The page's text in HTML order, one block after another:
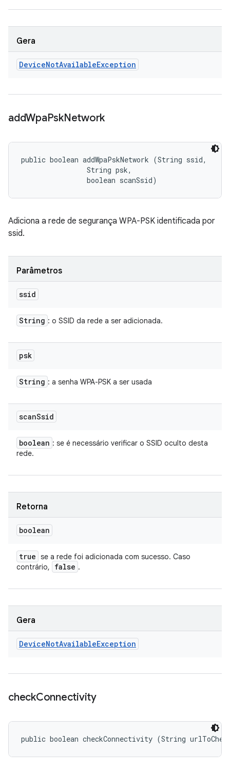
Gera
DeviceNotAvailableException
addWpaPskNetwork
public boolean addWpaPskNetwork (String ssid,
                String psk,
                boolean scanSsid)
Adiciona a rede de segurança WPA-PSK identificada por
ssid.
Parâmetros
ssid
String : o SSID da rede a ser adicionada.
psk
String : a senha WPA-PSK a ser usada
scanSsid
boolean : se é necessário verificar o SSID oculto desta
rede.
Retorna
boolean
true se a rede foi adicionada com sucesso. Caso
contrário,
false .
Gera
DeviceNotAvailableException
checkConnectivity
public boolean checkConnectivity (String